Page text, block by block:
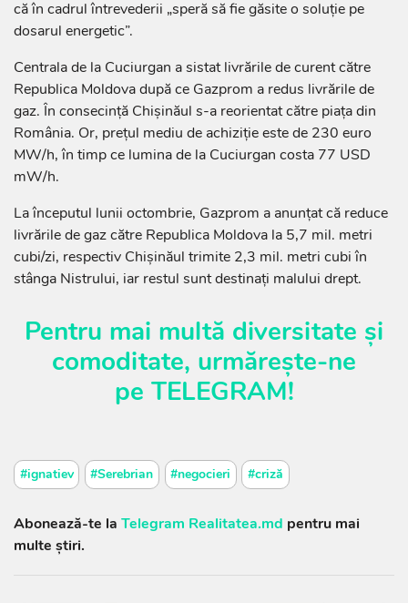
că în cadrul întrevederii „speră să fie găsite o soluție pe
dosarul energetic”.
Centrala de la Cuciurgan a sistat livrările de curent către
Republica Moldova după ce Gazprom a redus livrările de
gaz. În consecință Chișinăul s-a reorientat către piața din
România. Or, prețul mediu de achiziție este de 230 euro
MW/h, în timp ce lumina de la Cuciurgan costa 77 USD
mW/h.
La începutul lunii octombrie, Gazprom a anunțat că reduce
livrările de gaz către Republica Moldova la 5,7 mil. metri
cubi/zi, respectiv Chișinăul trimite 2,3 mil. metri cubi în
stânga Nistrului, iar restul sunt destinați malului drept.
Pentru mai multă diversitate și
comoditate, urmărește-ne
pe TELEGRAM!
#ignatiev #Serebrian #negocieri #criză
Abonează-te la Telegram Realitatea.md pentru mai
multe știri.